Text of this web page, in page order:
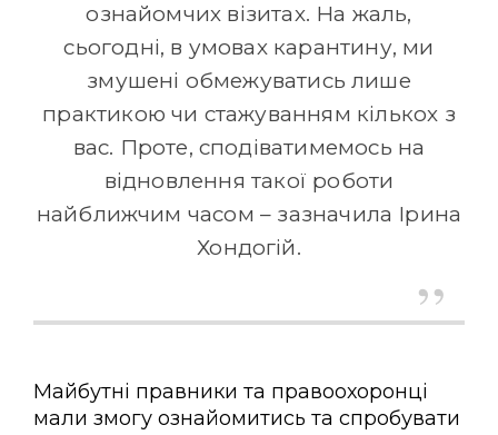
ознайомчих візитах. На жаль,
сьогодні, в умовах карантину, ми
змушені обмежуватись лише
практикою чи стажуванням кількох з
вас. Проте, сподіватимемось на
відновлення такої роботи
найближчим часом – зазначила Ірина
Хондогій.
Майбутні правники та правоохоронці
мали змогу ознайомитись та спробувати